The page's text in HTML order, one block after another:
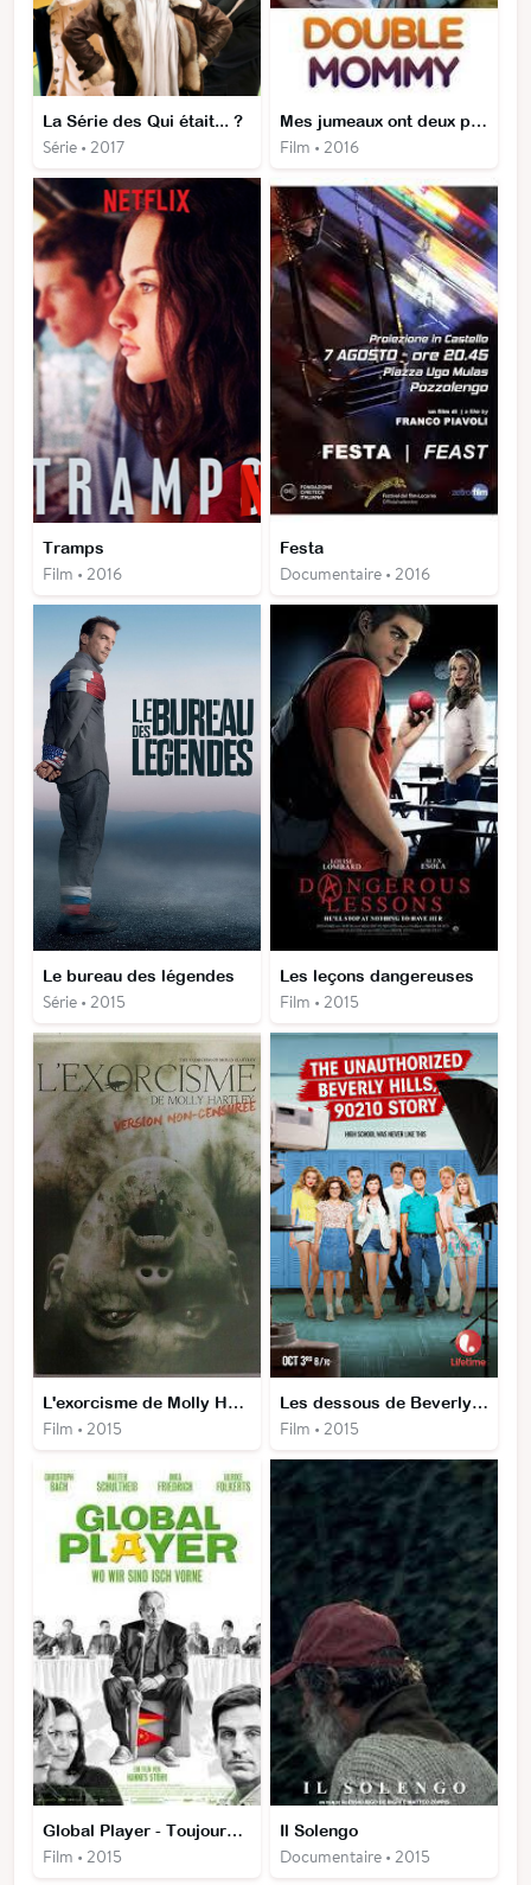
La Série des Qui était... ?
Série • 2017
Mes jumeaux ont deux pères
Film • 2016
Tramps
Film • 2016
Festa
Documentaire • 2016
Le bureau des légendes
Série • 2015
Les leçons dangereuses
Film • 2015
L'exorcisme de Molly Hartley
Film • 2015
Les dessous de Beverly Hills 90210
Film • 2015
Global Player - Toujours en avant
Film • 2015
Il Solengo
Documentaire • 2015